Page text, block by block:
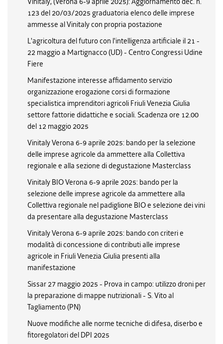
123 del 20/03/2025 graduatoria elenco delle imprese
ammesse al Vinitaly con propria postazione
L'agricoltura del futuro con l'intelligenza artificiale il 21 -
22 maggio a Martignacco (UD) - Centro Congressi Udine
Fiere
Manifestazione interesse affidamento servizio
organizzazione erogazione corsi di formazione
specialistica imprenditori agricoli Friuli Venezia Giulia
settore fattorie didattiche e sociali. Scadenza ore 12.00
del 12 maggio 2025
Vinitaly Verona 6-9 aprile 2025: bando per la selezione
delle imprese agricole da ammettere alla Collettiva
regionale e alla sezione di degustazione Masterclass
Vinitaly BIO Verona 6-9 aprile 2025: bando per la
selezione delle imprese agricole da ammettere alla
Collettiva regionale nel padiglione BIO e selezione dei vini
da presentare alla degustazione Masterclass
Vinitaly Verona 6-9 aprile 2025: bando con criteri e
modalità di concessione di contributi alle imprese
agricole in Friuli Venezia Giulia presenti alla
manifestazione
Sissar 27 maggio 2025 - Prova in campo: utilizzo droni per
la preparazione di mappe nutrizionali - S. Vito al
Tagliamento (PN)
Nuove modifiche alle norme tecniche di difesa, diserbo e
fitoregolatori del DPI 2025